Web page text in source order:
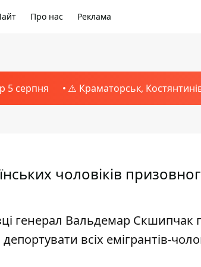
Про нас Реклама
5 серпня ⚠️ Краматорськ,
чоловіків
генерал Вальдемар Скшипчак
всіх емігрантів-